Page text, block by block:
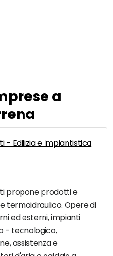
a
- Edilizia e Impiantistica
propone prodotti e
termoidraulico. Opere di
ed esterni, impianti
- tecnologico,
assistenza e